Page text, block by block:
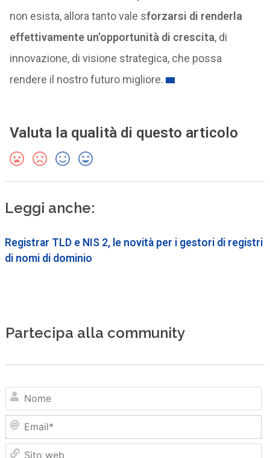
non esista, allora tanto vale sforzarsi di renderla
effettivamente un’opportunità di crescita, di
innovazione, di visione strategica, che possa
rendere il nostro futuro migliore.
Valuta la qualità di questo articolo
Leggi anche:
Registrar TLD e NIS 2, le novità per i gestori di registri
di nomi di dominio
Partecipa alla community